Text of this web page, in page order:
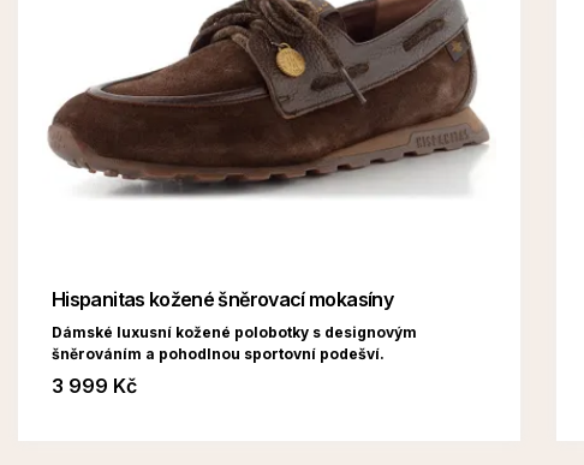
Hispanitas kožené šněrovací mokasíny
Dámské luxusní kožené polobotky s designovým
šněrováním a pohodlnou sportovní podešví.
3 999 Kč